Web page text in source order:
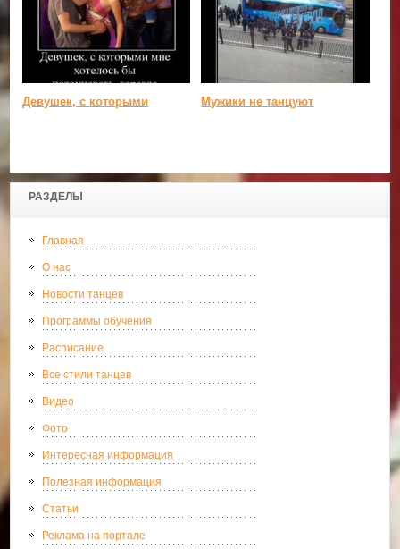
РАЗДЕЛЫ
Главная
О нас
Новости танцев
Программы обучения
Расписание
Все стили танцев
Видео
Фото
Интересная информация
Полезная информация
Статьи
Реклама на портале
Девушек, с которыми Мужики не танцуют